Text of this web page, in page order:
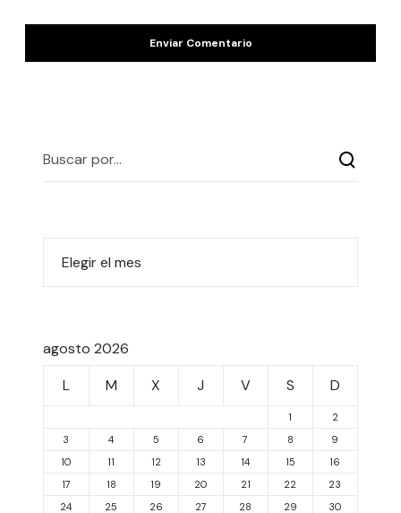
agosto 2026
L
M X J V S D
1
2
3
4 5 6 7 8
9
10
11 12 13 14 15
16
17
18 19 20 21 22
23
24
25 26 27 28 29 30